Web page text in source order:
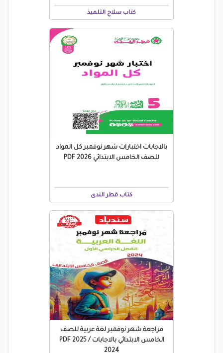
كتاب سلاح التلميذ
بالاجابات اختبارات شهر نوفمبر كل المواد
للصف الخامس الابتدائي 2026 PDF
كتاب قطر الندى
مراجعة شهر نوفمبر لغة عربية للصف
الخامس الابتدائي بالاجابات PDF 2025 /
2024